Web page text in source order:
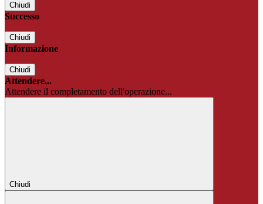
Chiudi
Successo
Chiudi
Informazione
Chiudi
Attendere...
Attendere il completamento dell'operazione...
Chiudi